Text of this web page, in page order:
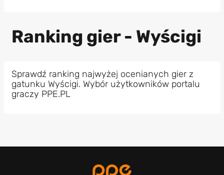
Ranking gier - Wyścigi
Sprawdź ranking najwyżej ocenianych gier z
gatunku Wyścigi. Wybór użytkowników portalu
graczy PPE.PL